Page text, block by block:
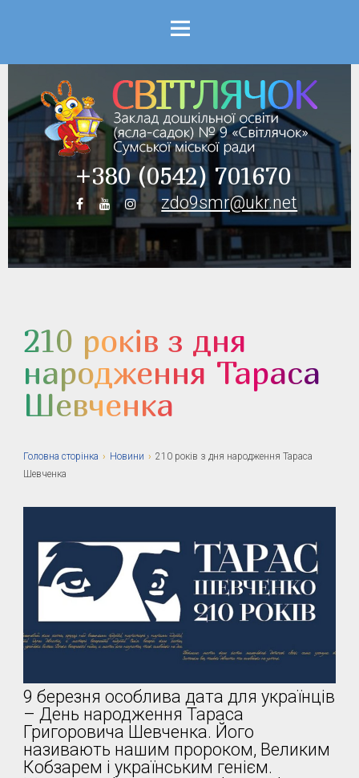
+380 (0542) 701670
zdo9smr@ukr.net
Menu
210 років з дня
народження Тараса
Шевченка
Головна сторiнка › Новини › 210 років з дня народження Тараса
Шевченка
9 березня особлива дата для українців
– День народження Тараса
Григоровича Шевченка. Його
називають нашим пророком, Великим
Кобзарем і українським генієм.